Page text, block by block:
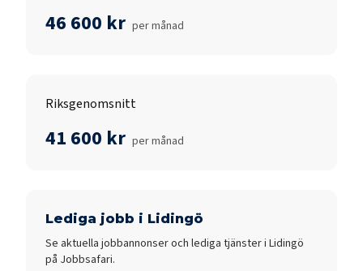
46 600 kr per månad
Riksgenomsnitt
41 600 kr per månad
Lediga jobb i Lidingö
Se aktuella jobbannonser och lediga tjänster i Lidingö
på Jobbsafari.